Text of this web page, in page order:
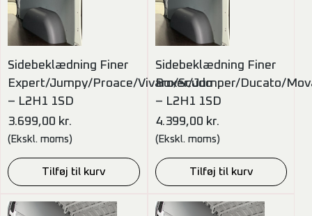
Sidebeklædning Finer
Expert/Jumpy/Proace/Vivaro/Scudo
– L2H1 1SD
3.699,00 kr.
(Ekskl. moms)
Tilføj til kurv
Sidebeklædning Finer
Boxer/Jumper/Ducato/
– L2H1 1SD
4.399,00 kr.
(Ekskl. moms)
Tilføj til kurv